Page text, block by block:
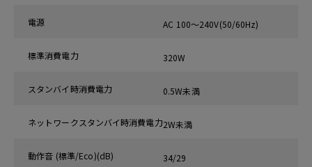
電源 AC 100～240V(50/60Hz)
標準消費電力 320W
スタンバイ時消費電力 0.5W未満
ネットワークスタンバイ時消費電力2W未満
動作音 (標準/Eco)(dB) 34/29